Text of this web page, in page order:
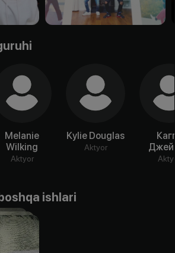
Melanie
Wilking
Aktyor
Kylie Douglas
Aktyor
ishlari